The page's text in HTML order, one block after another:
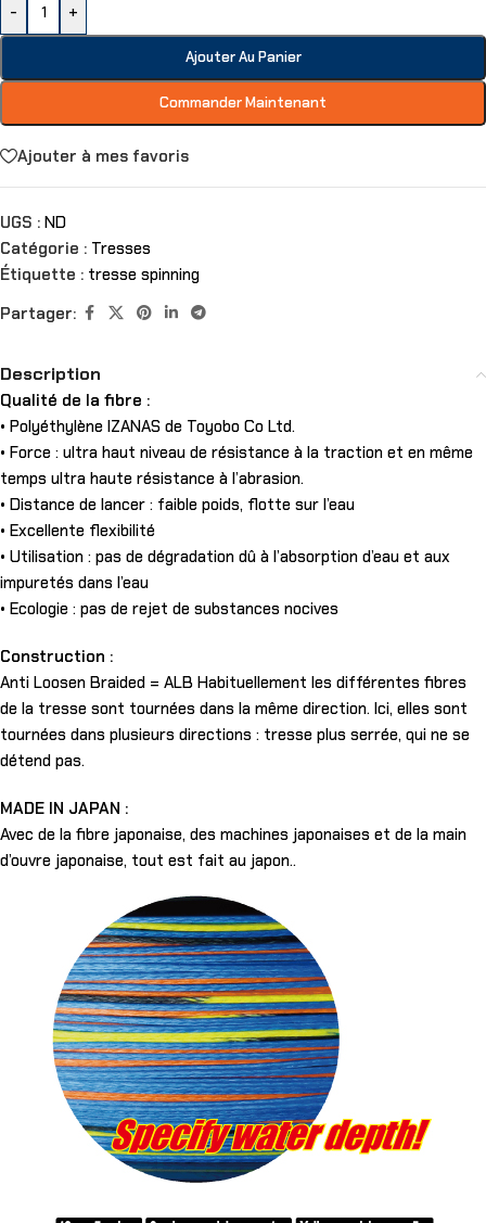
- +
Ajouter Au Panier
Commander Maintenant
Ajouter à mes favoris
UGS : ND
Catégorie : Tresses
Étiquette : tresse spinning
Partager:
Description
Qualité de la fibre :
• Polyéthylène IZANAS de Toyobo Co Ltd.
• Force : ultra haut niveau de résistance à la traction et en même
temps ultra haute résistance à l’abrasion.
• Distance de lancer : faible poids, flotte sur l’eau
• Excellente flexibilité
• Utilisation : pas de dégradation dû à l’absorption d’eau et aux
impuretés dans l’eau
• Ecologie : pas de rejet de substances nocives
Construction :
Anti Loosen Braided = ALB Habituellement les différentes fibres
de la tresse sont tournées dans la même direction. Ici, elles sont
tournées dans plusieurs directions : tresse plus serrée, qui ne se
détend pas.
MADE IN JAPAN :
Avec de la fibre japonaise, des machines japonaises et de la main
d’ouvre japonaise, tout est fait au japon..